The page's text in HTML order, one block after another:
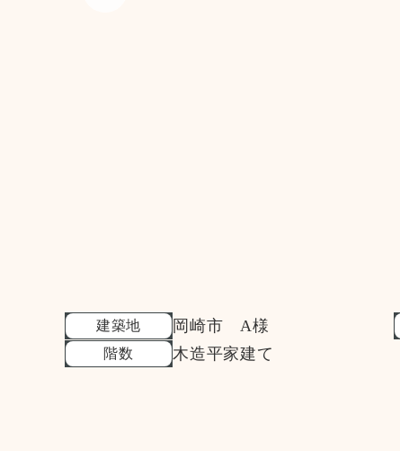
建築地 岡崎市 A様
階数 木造平家建て